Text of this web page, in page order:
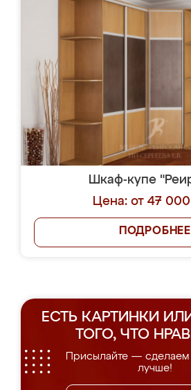
Шкаф-купе
Цена: от 47
ПОДРОБНЕЕ
ЕСТЬ КАРТИНКИ
ТОГО, ЧТО
Присылайте —
лучше!